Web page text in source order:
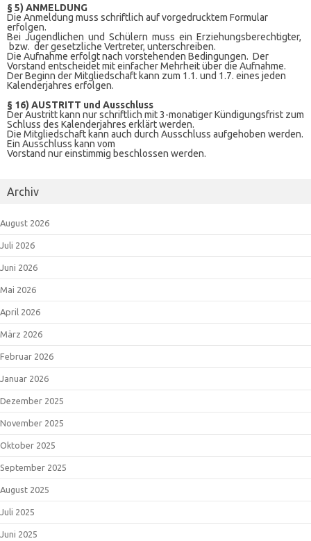
§ 5) ANMELDUNG
Die Anmeldung muss schriftlich auf vorgedrucktem Formular
erfolgen.
Bei Jugendlichen und Schülern muss ein Erziehungsberechtigter,
bzw. der gesetzliche Vertreter, unterschreiben.
Die Aufnahme erfolgt nach vorstehenden Bedingungen. Der
Vorstand entscheidet mit einfacher Mehrheit über die Aufnahme.
Der Beginn der Mitgliedschaft kann zum 1.1. und 1.7. eines jeden
Kalenderjahres erfolgen.
§ 16) AUSTRITT und Ausschluss
Der Austritt kann nur schriftlich mit 3-monatiger Kündigungsfrist zum
Schluss des Kalenderjahres erklärt werden.
Die Mitgliedschaft kann auch durch Ausschluss aufgehoben werden.
Ein Ausschluss kann vom
Vorstand nur einstimmig beschlossen werden.
Archiv
August 2026
Juli 2026
Juni 2026
Mai 2026
April 2026
März 2026
Februar 2026
Januar 2026
Dezember 2025
November 2025
Oktober 2025
September 2025
August 2025
Juli 2025
Juni 2025